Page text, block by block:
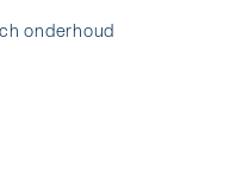
onderhoud